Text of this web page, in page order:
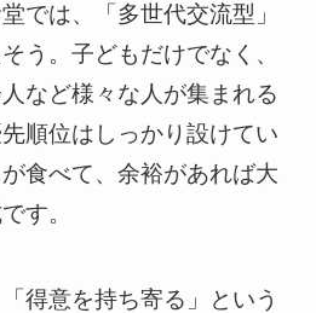
では、「多世代交流型」
う。子どもだけでなく、
など様々な人が集まれる
順位はしっかり設けてい
食べて、余裕があれば大
す。
得意を持ち寄る」という